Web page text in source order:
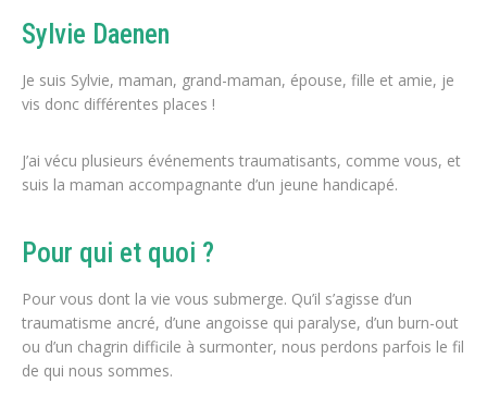
Sylvie Daenen
Je suis Sylvie, maman, grand-maman, épouse, fille et amie, je
vis donc différentes places !
J’ai vécu plusieurs événements traumatisants, comme vous, et
suis la maman accompagnante d’un jeune handicapé.
Pour qui et quoi ?
Pour vous dont la vie vous submerge. Qu’il s’agisse d’un
traumatisme ancré, d’une angoisse qui paralyse, d’un burn-out
ou d’un chagrin difficile à surmonter, nous perdons parfois le fil
de qui nous sommes.